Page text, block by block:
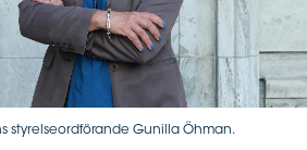
styrelseordförande Gunilla Öhman.